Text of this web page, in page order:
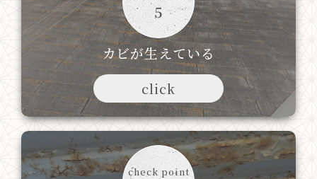
5
カビが生えている
click
check point